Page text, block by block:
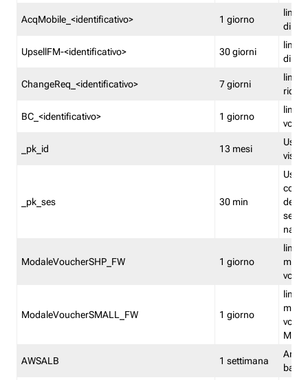
AcqMobile_<identificativo> 1 giorno
limita
di
UpsellFM-<identificativo> 30 giorni
limita
di
ChangeReq_<identificativo> 7 giorni
limita
BC_<identificativo> 1 giorno
limita
_pk_id 13 mesi
_pk_ses 30 min
ModaleVoucherSHP_FW 1 giorno
ModaleVoucherSMALL_FW 1 giorno
AWSALB 1 settimana